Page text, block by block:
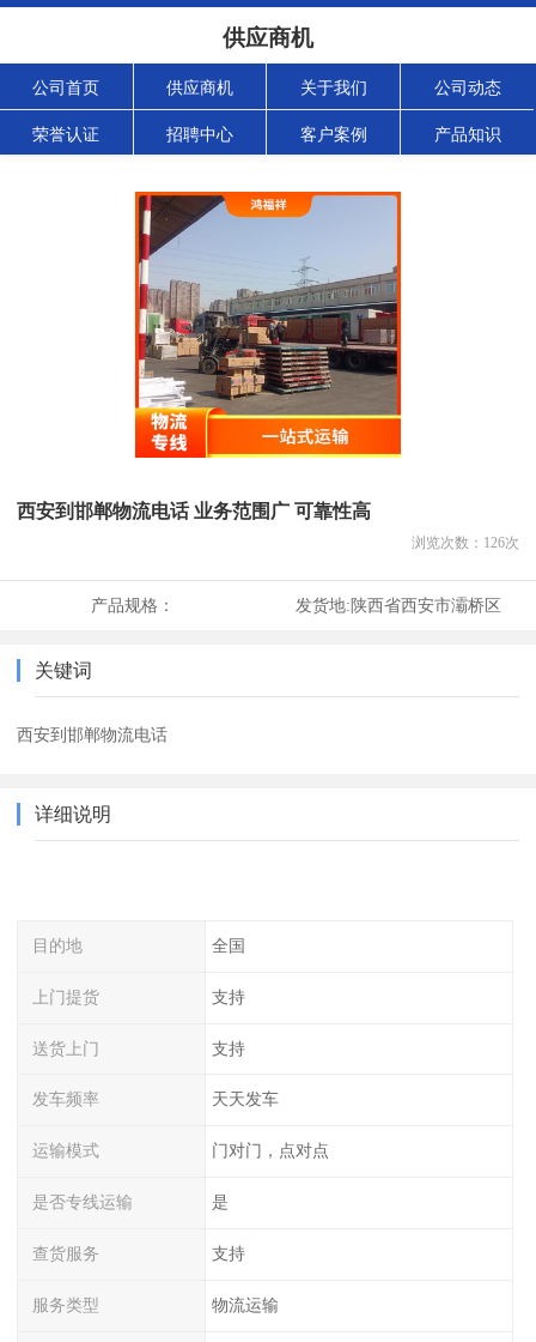
供应商机
公司首页 供应商机 关于我们 公司动态
荣誉认证 招聘中心 客户案例 产品知识
西安到邯郸物流电话 业务范围广 可靠性高
浏览次数： 126次
产品规格： 发货地:陕西省西安市灞桥区
关键词
西安到邯郸物流电话
详细说明
目的地 全国
上门提货 支持
送货上门 支持
发车频率 天天发车
运输模式 门对门，点对点
是否专线运输 是
查货服务 支持
服务类型 物流运输